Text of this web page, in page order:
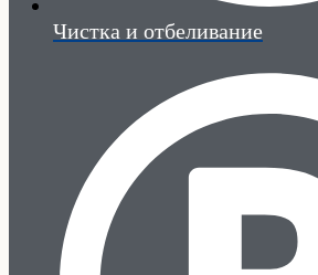
Чистка и отбеливание